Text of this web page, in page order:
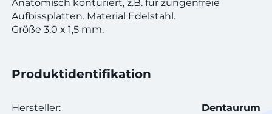
Anatomisch konturiert, z.B. für zungenfreie
Aufbissplatten. Material Edelstahl.
Größe 3,0 x 1,5 mm.
Produktidentifikation
Hersteller: Dentaurum